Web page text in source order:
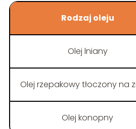
Rodzaj oleju
Olej lniany
Olej rzepakowy tłoczony na
Olej konopny